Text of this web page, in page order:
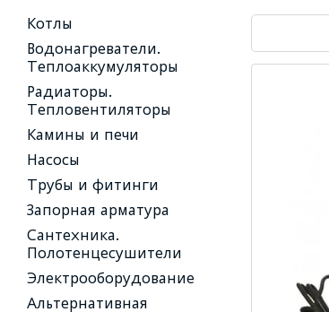
Котлы
Водонагреватели.
Теплоаккумуляторы
Радиаторы.
Тепловентиляторы
Камины и печи
Насосы
Трубы и фитинги
Запорная арматура
Сантехника.
Полотенцесушители
Электрооборудование
Альтернативная